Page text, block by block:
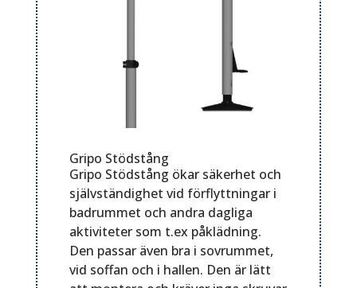
Gripo Stödstång
Gripo Stödstång ökar säkerhet och
självständighet vid förflyttningar i
badrummet och andra dagliga
aktiviteter som t.ex påklädning.
Den passar även bra i sovrummet,
vid soffan och i hallen. Den är lätt